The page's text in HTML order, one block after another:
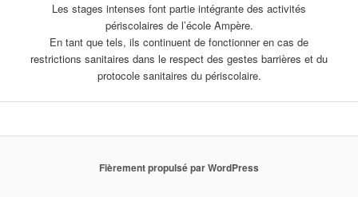
Les stages intenses font partie intégrante des activités
périscolaires de l’école Ampère.
En tant que tels, ils continuent de fonctionner en cas de
restrictions sanitaires dans le respect des gestes barrières et du
protocole sanitaires du périscolaire.
Fièrement propulsé par WordPress